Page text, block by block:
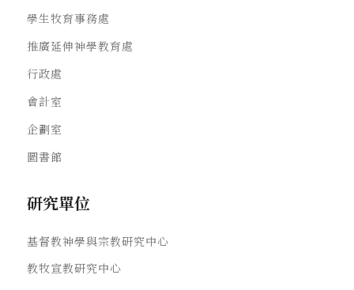
學生牧育事務處
推廣延伸神學教育處
行政處
會計室
企劃室
圖書館
研究單位
基督教神學與宗教研究中心
教牧宣教研究中心